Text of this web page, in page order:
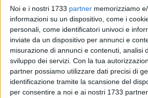
Noi e i nostri 1733 partner memorizziamo
informazioni su un dispositivo, come i
personali, come identificatori univoci e
inviate da un dispositivo per annunci e
misurazione di annunci e contenuti, analisi
sviluppo dei servizi. Con la tua
partner possiamo utilizzare dati precisi di
identificazione tramite la scansione del
per consentire a noi e ai nostri 1733
86